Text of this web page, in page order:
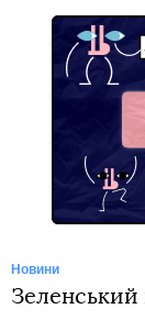
Новини
Зеленський